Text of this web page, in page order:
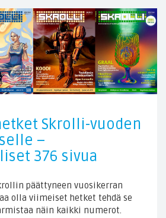
Skrolli-vuoden
–
376 sivua
päättyneen vuosikerran
olla viimeiset hetket tehdä se
näin kaikki numerot.